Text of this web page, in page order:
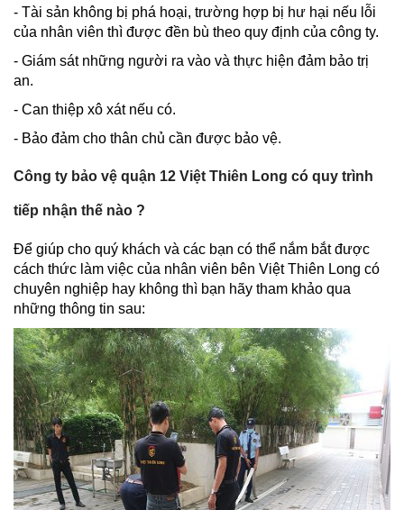
- Tài sản không bị phá hoại, trường hợp bị hư hại nếu lỗi
của nhân viên thì được đền bù theo quy định của công ty.
- Giám sát những người ra vào và thực hiện đảm bảo trị
an.
- Can thiệp xô xát nếu có.
- Bảo đảm cho thân chủ cần được bảo vệ.
Công ty bảo vệ quận 12 Việt Thiên Long có quy trình
tiếp nhận thế nào ?
Để giúp cho quý khách và các bạn có thể nắm bắt được
cách thức làm việc của nhân viên bên Việt Thiên Long có
chuyên nghiệp hay không thì bạn hãy tham khảo qua
những thông tin sau: